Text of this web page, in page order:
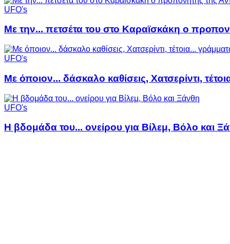
UFO's
Με την... πετσέτα του στο Καραϊσκάκη ο
UFO's
Με όποιον... δάσκαλο καθίσεις, Χατσερίντι,
UFO's
Η βδομάδα του... ονείρου για Βίλεμ, Βόλο και